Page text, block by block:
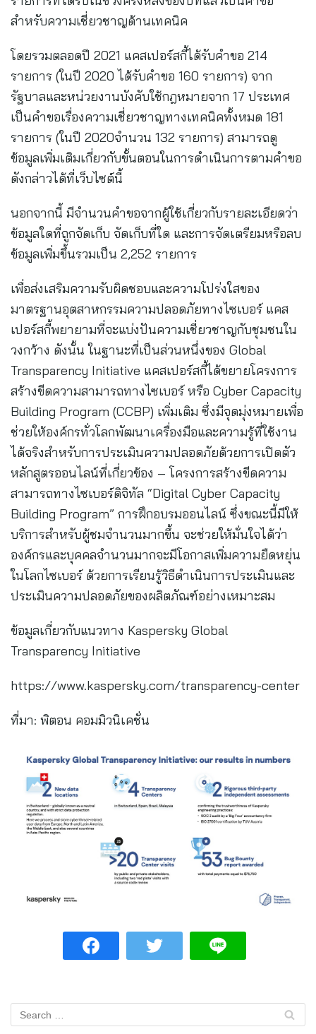
สำหรับความเชี่ยวชาญด้านเทคนิค
โดยรวมตลอดปี 2021 แคสเปอร์สกี้ได้รับคำขอ 214
รายการ (ในปี 2020 ได้รับคำขอ 160 รายการ) จาก
รัฐบาลและหน่วยงานบังคับใช้กฎหมายจาก 17 ประเทศ
เป็นคำขอเรื่องความเชี่ยวชาญทางเทคนิคทั้งหมด 181
รายการ (ในปี 2020จำนวน 132 รายการ) สามารถดู
ข้อมูลเพิ่มเติมเกี่ยวกับขั้นตอนในการดำเนินการตามคำขอ
ดังกล่าวได้ที่เว็บไซต์นี้
นอกจากนี้ มีจำนวนคำขอจากผู้ใช้เกี่ยวกับรายละเอียดว่า
ข้อมูลใดที่ถูกจัดเก็บ จัดเก็บที่ใด และการจัดเตรียมหรือลบ
ข้อมูลเพิ่มขึ้นรวมเป็น 2,252 รายการ
เพื่อส่งเสริมความรับผิดชอบและความโปร่งใสของ
มาตรฐานอุตสาหกรรมความปลอดภัยทางไซเบอร์ แคส
เปอร์สกี้พยายามที่จะแบ่งปันความเชี่ยวชาญกับชุมชนใน
วงกว้าง ดังนั้น ในฐานะที่เป็นส่วนหนึ่งของ Global
Transparency Initiative แคสเปอร์สกี้ได้ขยายโครงการ
สร้างขีดความสามารถทางไซเบอร์ หรือ Cyber Capacity
Building Program (CCBP) เพิ่มเติม ซึ่งมีจุดมุ่งหมายเพื่อ
ช่วยให้องค์กรทั่วโลกพัฒนาเครื่องมือและความรู้ที่ใช้งาน
ได้จริงสำหรับการประเมินความปลอดภัยด้วยการเปิดตัว
หลักสูตรออนไลน์ที่เกี่ยวข้อง – โครงการสร้างขีดความ
สามารถทางไซเบอร์ดิจิทัล “Digital Cyber Capacity
Building Program” การฝึกอบรมออนไลน์ ซึ่งขณะนี้มีให้
บริการสำหรับผู้ชมจำนวนมากขึ้น จะช่วยให้มั่นใจได้ว่า
องค์กรและบุคคลจำนวนมากจะมีโอกาสเพิ่มความยืดหยุ่น
ในโลกไซเบอร์ ด้วยการเรียนรู้วิธีดำเนินการประเมินและ
ประเมินความปลอดภัยของผลิตภัณฑ์อย่างเหมาะสม
ข้อมูลเกี่ยวกับแนวทาง Kaspersky Global
Transparency Initiative
https://www.kaspersky.com/transparency-center
ที่มา: พิตอน คอมมิวนิเคชั่น